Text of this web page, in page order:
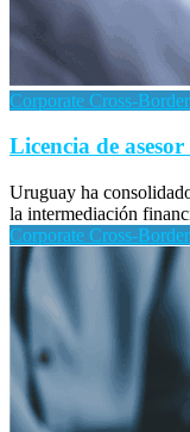
Corporate Cross-Border
Licencia de
Uruguay ha
la intermediación
Corporate Cross-Border